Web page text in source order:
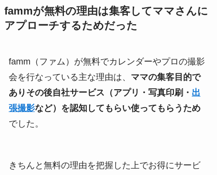
fammが無料の理由は集客してママさんに
アプローチするためだった
famm（ファム）が無料でカレンダーやプロの撮影
会を行なっている主な理由は、 ママの集客目的で
ありその後自社サービス（アプリ・写真印刷・ 出
張撮影など）を認知してもらい使ってもらうため
でした。
きちんと無料の理由を把握した上でお得にサービ